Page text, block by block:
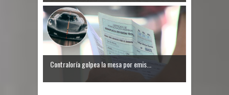
Contraloría golpea la mesa por emis...